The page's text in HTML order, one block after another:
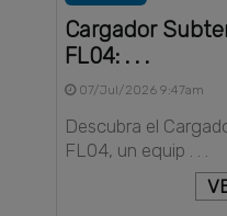
Cargador
FL04: . . .
07/Jul/2026 9:47am
Descubra el
FL04, un equip . . .